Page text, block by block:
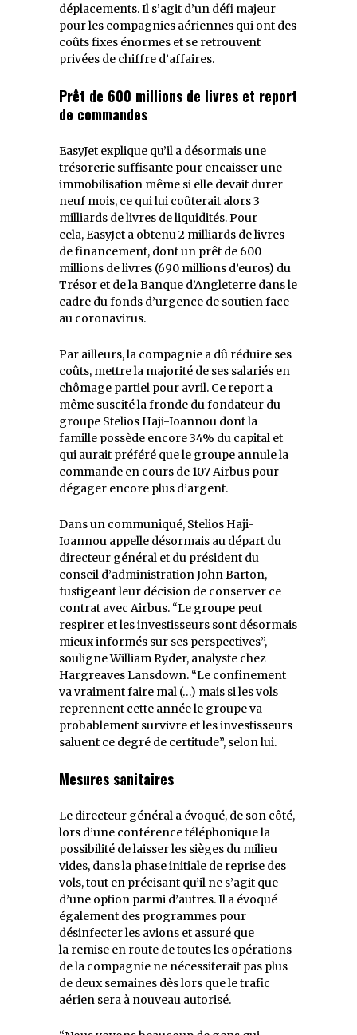
déplacements. Il s’agit d’un défi majeur
pour les compagnies aériennes qui ont des
coûts fixes énormes et se retrouvent
privées de chiffre d’affaires.
Prêt de 600 millions de livres et report
de commandes
EasyJet explique qu’il a désormais une
trésorerie suffisante pour encaisser une
immobilisation même si elle devait durer
neuf mois, ce qui lui coûterait alors 3
milliards de livres de liquidités. Pour
cela, EasyJet a obtenu 2 milliards de livres
de financement, dont un prêt de 600
millions de livres (690 millions d’euros) du
Trésor et de la Banque d’Angleterre dans le
cadre du fonds d’urgence de soutien face
au coronavirus.
Par ailleurs, la compagnie a dû réduire ses
coûts, mettre la majorité de ses salariés en
chômage partiel pour avril. Ce report a
même suscité la fronde du fondateur du
groupe Stelios Haji-Ioannou dont la
famille possède encore 34% du capital et
qui aurait préféré que le groupe annule la
commande en cours de 107 Airbus pour
dégager encore plus d’argent.
Dans un communiqué, Stelios Haji-
Ioannou appelle désormais au départ du
directeur général et du président du
conseil d’administration John Barton,
fustigeant leur décision de conserver ce
contrat avec Airbus. “Le groupe peut
respirer et les investisseurs sont désormais
mieux informés sur ses perspectives”,
souligne William Ryder, analyste chez
Hargreaves Lansdown. “Le confinement
va vraiment faire mal (…) mais si les vols
reprennent cette année le groupe va
probablement survivre et les investisseurs
saluent ce degré de certitude”, selon lui.
Mesures sanitaires
Le directeur général a évoqué, de son côté,
lors d’une conférence téléphonique la
possibilité de laisser les sièges du milieu
vides, dans la phase initiale de reprise des
vols, tout en précisant qu’il ne s’agit que
d’une option parmi d’autres. Il a évoqué
également des programmes pour
désinfecter les avions et assuré que
la remise en route de toutes les opérations
de la compagnie ne nécessiterait pas plus
de deux semaines dès lors que le trafic
aérien sera à nouveau autorisé.